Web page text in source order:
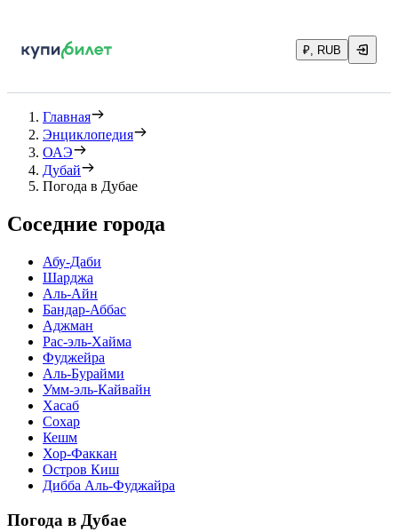
₽, RUB
Главная
Энциклопедия
ОАЭ
Дубай
Погода в Дубае
Соседние города
Абу-Даби
Шарджа
Аль-Айн
Бандар-Аббас
Аджман
Рас-эль-Хайма
Фуджейра
Аль-Бурайми
Умм-эль-Кайвайн
Хасаб
Сохар
Кешм
Хор-Факкан
Остров Киш
Дибба Аль-Фуджайра
Погода в Дубае